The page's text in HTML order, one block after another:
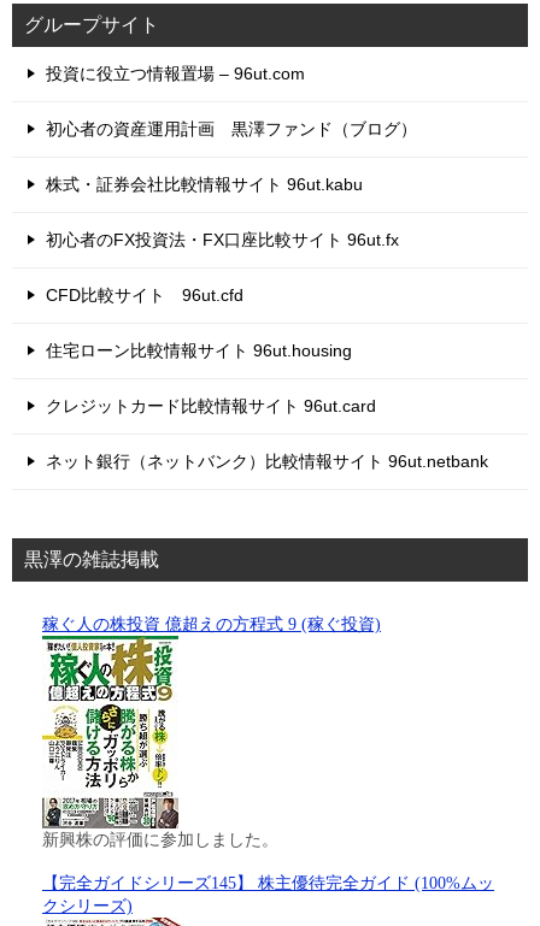
グループサイト
投資に役立つ情報置場 – 96ut.com
初心者の資産運用計画 黒澤ファンド（ブログ）
株式・証券会社比較情報サイト 96ut.kabu
初心者のFX投資法・FX口座比較サイト 96ut.fx
CFD比較サイト 96ut.cfd
住宅ローン比較情報サイト 96ut.housing
クレジットカード比較情報サイト 96ut.card
ネット銀行（ネットバンク）比較情報サイト 96ut.netbank
黒澤の雑誌掲載
稼ぐ人の株投資 億超えの方程式 9 (稼ぐ投資)
新興株の評価に参加しました。
【完全ガイドシリーズ145】 株主優待完全ガイド (100%ムッ
クシリーズ)